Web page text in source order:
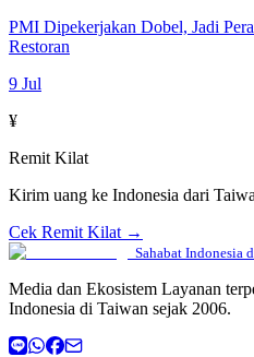
PMI Dipekerjakan Dobel, Jadi
Restoran
9 Jul
¥
Remit Kilat
Kirim uang ke Indonesia dari
Cek Remit Kilat →
Sahabat Indonesia
Media dan Ekosistem Layanan
Indonesia di Taiwan sejak 2006.